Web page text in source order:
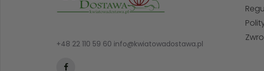
+48 22 110 59 60 info@kwiatowadostawa.pl